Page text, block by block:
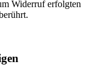
Widerruf erfolgten